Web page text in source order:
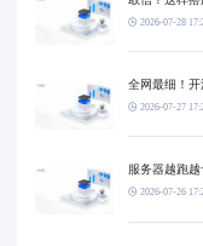
2026-07-28
全网最细！
2026-07-27
服务器越跑
2026-07-26